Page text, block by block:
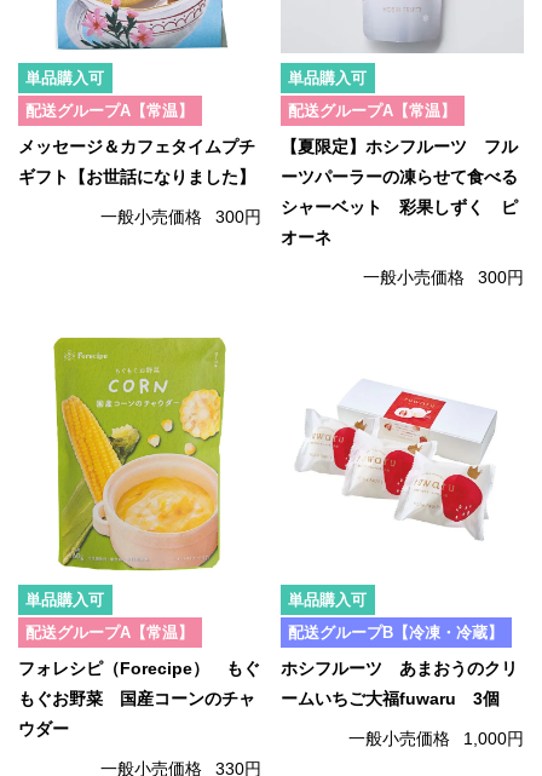
単品購入可
配送グループA【常温】
メッセージ＆カフェタイムプチ
ギフト【お世話になりました】
一般小売価格 300円
単品購入可
配送グループA【常温】
【夏限定】ホシフルーツ フル
ーツパーラーの凍らせて食べる
シャーベット 彩果しずく ピ
オーネ
一般小売価格 300円
単品購入可
配送グループA【常温】
フォレシピ（Forecipe） もぐ
もぐお野菜 国産コーンのチャ
ウダー
一般小売価格 330円
単品購入可
配送グループB【冷凍・冷蔵】
ホシフルーツ あまおうのクリ
ームいちご大福fuwaru 3個
一般小売価格 1,000円